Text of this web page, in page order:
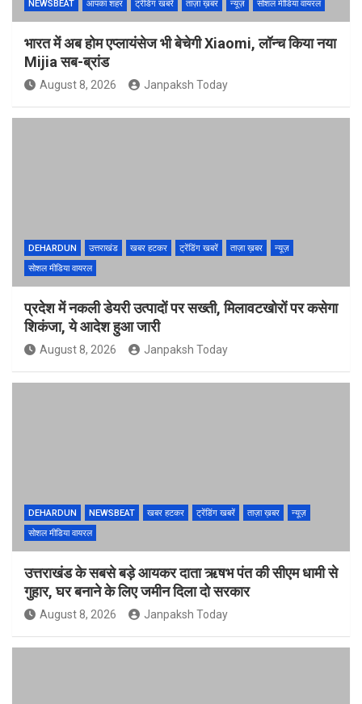
NEWSBEAT आपका शहर ट्रेंडिंग खबरें ताज़ा ख़बर न्यूज़ सोशल मीडिया वायरल
भारत में अब होम एप्लायंसेज भी बेचेगी Xiaomi, लॉन्च किया नया
Mijia सब-ब्रांड
August 8, 2026 Janpaksh Today
DEHARDUN उत्तराखंड खबर हटकर ट्रेंडिंग खबरें ताज़ा ख़बर
न्यूज़
सोशल मीडिया वायरल
प्रदेश में नकली डेयरी उत्पादों पर सख्ती, मिलावटखोरों पर कसेगा
शिकंजा, ये आदेश हुआ जारी
August 8, 2026 Janpaksh Today
DEHARDUN NEWSBEAT खबर हटकर ट्रेंडिंग खबरें ताज़ा ख़बर
न्यूज़
सोशल मीडिया वायरल
उत्तराखंड के सबसे बड़े आयकर दाता ऋषभ पंत की सीएम धामी से
गुहार, घर बनाने के लिए जमीन दिला दो सरकार
August 8, 2026 Janpaksh Today